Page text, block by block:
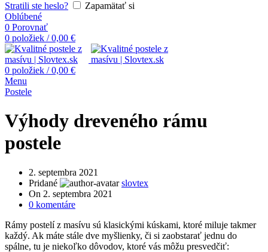
Stratili ste heslo?
Zapamätať si
Oblúbené
0 Porovnať
0 položiek / 0,00 €
0 položiek / 0,00 €
Menu
Postele
Výhody dreveného rámu
postele
2. septembra 2021
Pridané
slovtex
On 2. septembra 2021
0 komentáre
Rámy postelí z masívu sú klasickými kúskami, ktoré miluje takmer
každý. Ak máte stále dve myšlienky, či si zaobstarať jednu do
spálne, tu je niekoľko dôvodov, ktoré vás môžu presvedčiť: